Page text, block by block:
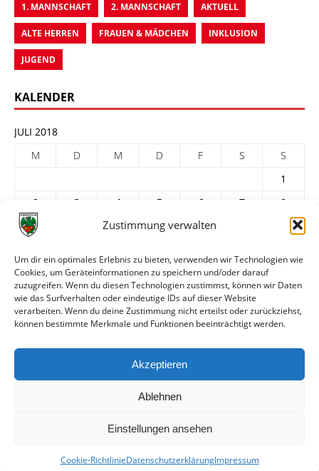
Zustimmung verwalten
Um dir ein optimales Erlebnis zu bieten, verwenden wir Technologien wie
Cookies, um Geräteinformationen zu speichern und/oder darauf
zuzugreifen. Wenn du diesen Technologien zustimmst, können wir Daten
wie das Surfverhalten oder eindeutige IDs auf dieser Website
verarbeiten. Wenn du deine Zustimmung nicht erteilst oder zurückziehst,
können bestimmte Merkmale und Funktionen beeinträchtigt werden.
Akzeptieren
Ablehnen
Einstellungen ansehen
Cookie-RichtlinieDatenschutzerklärungImpressum
1. MANNSCHAFT 2. MANNSCHAFT AKTUELL
ALTE HERREN FRAUEN & MÄDCHEN INKLUSION
JUGEND
KALENDER
JULI 2018
M
D M D F S
S
1
2
3 4 5 6 7
8
9
11 12 13
23
24 25 26 27 28
30
31
« Juni
Aug. »
ARCHIV
© VfR Wormatia Worms